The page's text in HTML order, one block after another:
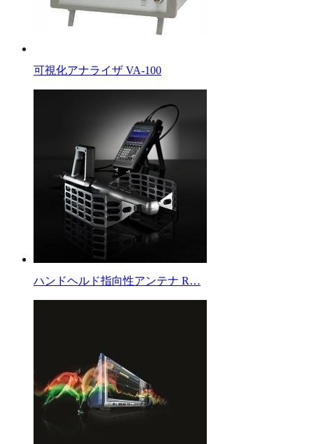
可視化アナライザ VA-100
ハンドヘルド指向性アンテナ R…